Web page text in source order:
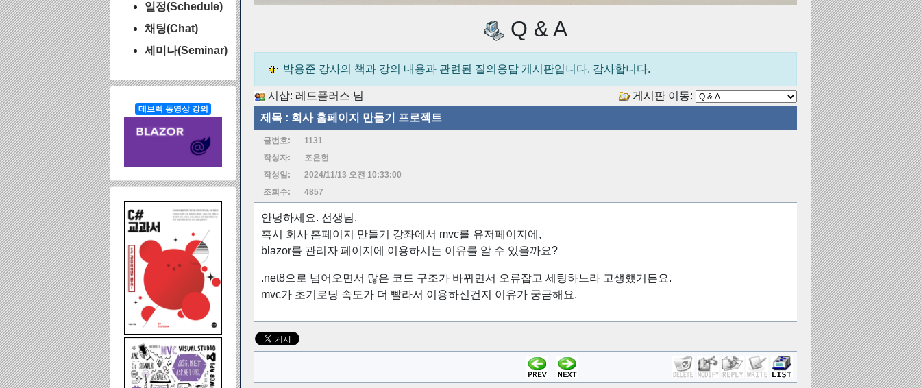
일정(Schedule)
채팅(Chat)
세미나(Seminar)
데브렉 동영상 강의
Q & A
박용준 강사의 책과 강의 내용과 관련된 질의응답 게시판입니다. 감사합니다.
시삽: 레드플러스 님
게시판 이동:
제목 : 회사 홈페이지 만들기 프로젝트
글번호:
1131
작성자:
조은현
작성일:
2024/11/13 오전 10:33:00
조회수:
4857
안녕하세요. 선생님.
혹시 회사 홈페이지 만들기 강좌에서 mvc를 유저페이지에,
blazor를 관리자 페이지에 이용하시는 이유를 알 수 있을까요?
.net8으로 넘어오면서 많은 코드 구조가 바뀌면서 오류잡고 세팅하느라 고생했거든요.
mvc가 초기로딩 속도가 더 빨라서 이용하신건지 이유가 궁금해요.